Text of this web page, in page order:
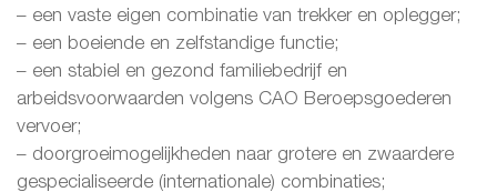
– een vaste eigen combinatie van trekker en oplegger;
– een boeiende en zelfstandige functie;
– een stabiel en gezond familiebedrijf en
arbeidsvoorwaarden volgens CAO Beroepsgoederen
vervoer;
– doorgroeimogelijkheden naar grotere en zwaardere
gespecialiseerde (internationale) combinaties;